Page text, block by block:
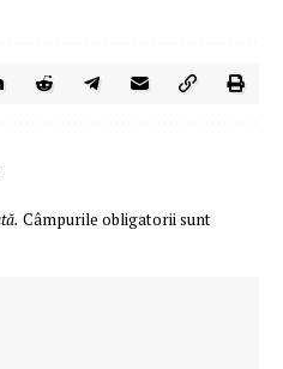
Câmpurile obligatorii sunt